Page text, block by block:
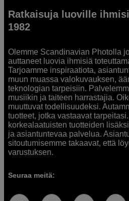
Ratkaisuja luoville
1982
Olemme Scandinavian Photolla
auttaneet luovia ihmisiä
Tarjoamme inspiraatiota,
muun muassa valokuvauksen,
teknologian tarpeisiin.
musiikin ja taiteen harrastajia.
muuttuvat todellisuudeksi.
tuotteet, jotka vastaavat
korkealaatuisten tuotteiden
ja asiantuntevaa palvelua.
sitoutumisemme takaavat, että
varustuksen.
Seuraa meitä: